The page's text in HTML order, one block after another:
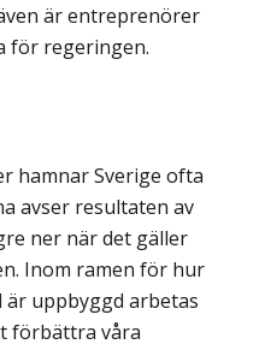
är entreprenörer
för regeringen.
hamnar Sverige ofta
avser resultaten av
ner när det gäller
Inom ramen för hur
är uppbyggd arbetas
förbättra våra